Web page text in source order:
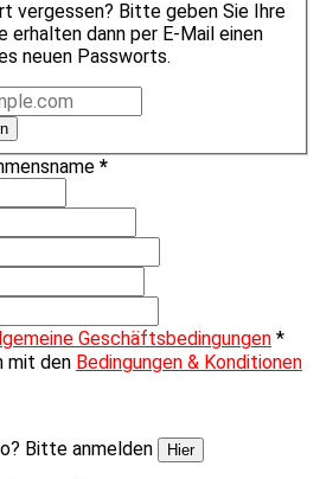
vergessen? Bitte geben Sie Ihre
erhalten dann per E-Mail einen
neuen Passworts.
*
Geschäftsbedingungen *
mit den Bedingungen & Konditionen
Bitte anmelden
Hier